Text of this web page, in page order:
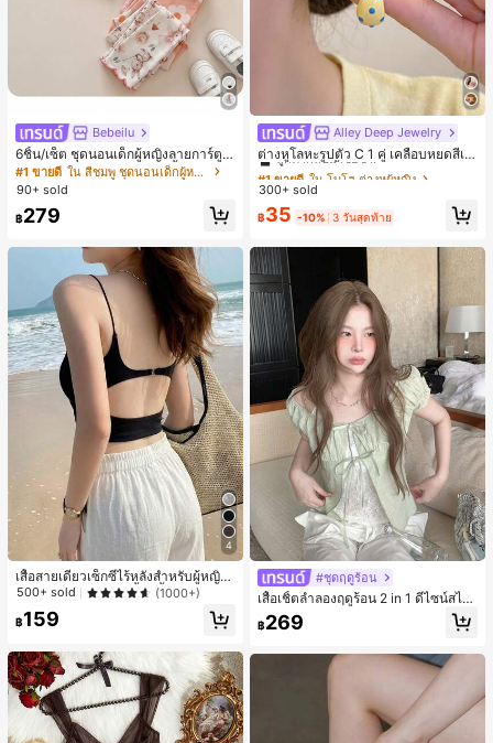
Bebeilu
6ชิ้น/เซ็ต ชุดนอนเด็กผู้หญิงลายการ์ตูน
หมีและดอกไม้ คอกลม แขนสั้น กางเกง
ขาสั้น ขอบระบาย สวมใส่สบาย
#1 ขายดี
ใน สีชมพู ชุดนอนเด็กผู้หญิง
90+ sold
฿279
4
เสื้อสายเดี่ยวเซ็กซี่ไร้หลังสำหรับผู้หญิง
พร้อมบราแบบมีฟองน้ำ, เสื้อกล้ามแขน
500+ sold (1000+)
฿159
Alley Deep Jewelry
ต่างหูโลหะรูปตัว C 1 คู่ เคลือบหยดสีเห
ลือง ลายจุดสีน้ำเงิน สไตล์ยุโรปและอเม
ริกัน แฟชั่นส่วนตัว หวานและสง่างาม
สำหรับผู้หญิงและเด็กหญิง สำหรับการเ
ดินทาง งานแต่งงาน ปาร์ตี้ วันเกิด ของ
#1 ขายดี ใน โบโฮ ต่างหูผู้หญิง
ลูกค้ากลับมาซื้อซ้ำ!
เกือบหมดแล้ว!
#1 ขายดี ใน โบโฮ ต่างหูผู้หญิง
ลูกค้ากลับมาซื้อซ้ำ!
เกือบหมดแล้ว!
#1 ขายดี ใน โบโฮ ต่างหูผู้หญิง
ลูกค้ากลับมาซื้อซ้ำ!
เกือบหมดแล้ว!
#1 ขายดี ใน โบโฮ ต่างหูผู้หญิง
เกือบหมดแล้ว!
300+ sold
฿35 -10% 3 วันสุดท้าย
#ชุดฤดูร้อน
เสื้อเชิ้ตลำลองฤดูร้อน 2 in 1 ดีไซน์สไต
ล์เกาหลี แต่งลูกไม้ต่อผ้า
฿269